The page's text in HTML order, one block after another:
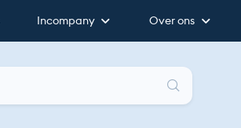
Incompany Over ons
Zoeken